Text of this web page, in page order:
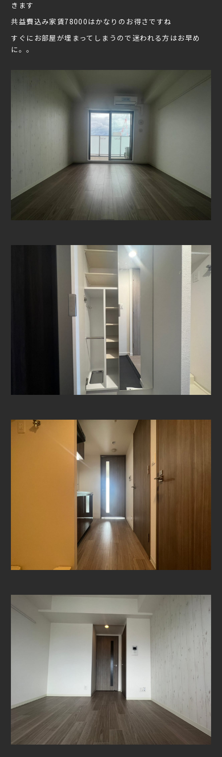
きます
共益費込み家賃78000はかなりのお得さですね
すぐにお部屋が埋まってしまうので迷われる方はお早め
に。。